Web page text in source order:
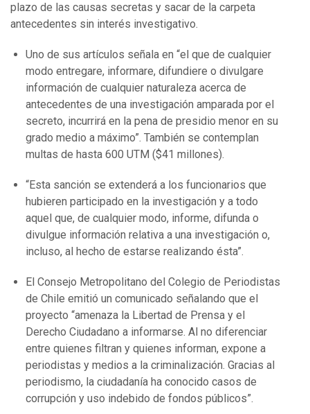
plazo de las causas secretas y sacar de la carpeta
antecedentes sin interés investigativo.
Uno de sus artículos señala en “el que de cualquier
modo entregare, informare, difundiere o divulgare
información de cualquier naturaleza acerca de
antecedentes de una investigación amparada por el
secreto, incurrirá en la pena de presidio menor en su
grado medio a máximo”. También se contemplan
multas de hasta 600 UTM ($41 millones).
“Esta sanción se extenderá a los funcionarios que
hubieren participado en la investigación y a todo
aquel que, de cualquier modo, informe, difunda o
divulgue información relativa a una investigación o,
incluso, al hecho de estarse realizando ésta”.
El Consejo Metropolitano del Colegio de Periodistas
de Chile emitió un comunicado señalando que el
proyecto “amenaza la Libertad de Prensa y el
Derecho Ciudadano a informarse. Al no diferenciar
entre quienes filtran y quienes informan, expone a
periodistas y medios a la criminalización. Gracias al
periodismo, la ciudadanía ha conocido casos de
corrupción y uso indebido de fondos públicos”.